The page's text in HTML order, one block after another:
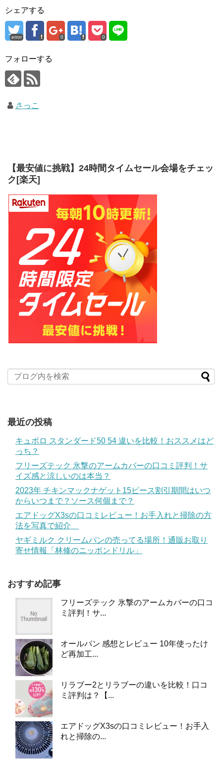
シェアする
error 0 0
フォローする
さっこ
【最安値に挑戦】24時間タイムセール会場をチェッ
ク[楽天]
最近の投稿
キュボロ スタンダード50 54 違いを比較！おススメはど
っち？
フリーズテック 氷撃のアームカバーの口コミ評判！サ
イズ感と涼しいのは本当？
2023年 チキンマックナゲット15ピース割引期間はいつ
からいつまで？ソース何個まで？
エアドッグX3sの口コミレビュー！お手入れと掃除の方
法を写真で紹介
ヤギミルク クリームパンの売ってる場所！通販お取り
寄せ情報「林修のニッポンドリル」
おすすめ記事
フリーズテック 氷撃のアームカバーの口コ
ミ評判！サ...
オールパン 感想とレビュー 10年使ったけ
ど再加工...
リラブー2とリラブーの違いを比較！口コ
ミ評判は？【...
エアドッグX3sの口コミレビュー！お手入
れと掃除の...